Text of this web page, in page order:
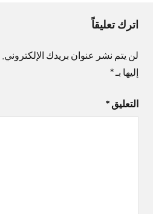
اترك تعليقاً
لن يتم نشر عنوان بريدك الإلكتروني.
إليها بـ*
التعليق *